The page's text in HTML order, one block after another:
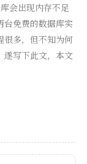
会出现内存不足
免费的数据库实
多，但不知为何
写下此文，本文